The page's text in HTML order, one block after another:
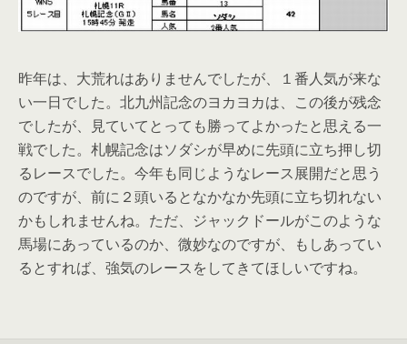
昨年は、大荒れはありませんでしたが、１番人気が来な
い一日でした。北九州記念のヨカヨカは、この後が残念
でしたが、見ていてとっても勝ってよかったと思える一
戦でした。札幌記念はソダシが早めに先頭に立ち押し切
るレースでした。今年も同じようなレース展開だと思う
のですが、前に２頭いるとなかなか先頭に立ち切れない
かもしれませんね。ただ、ジャックドールがこのような
馬場にあっているのか、微妙なのですが、もしあってい
るとすれば、強気のレースをしてきてほしいですね。